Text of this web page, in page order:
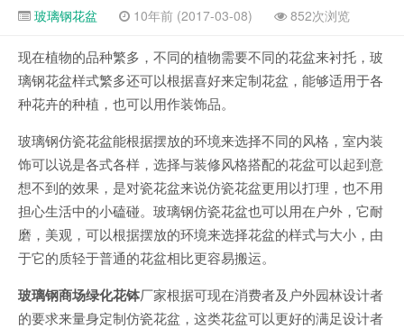
玻璃钢花盆 10年前 (2017-03-08) 852次浏览
现在植物的品种繁多，不同的植物需要不同的花盆来衬托，玻
璃钢花盆样式繁多还可以根据喜好来定制花盆，能够适用于各
种花卉的种植，也可以用作装饰品。
玻璃钢仿瓷花盆能根据摆放的环境来选择不同的风格，室内装
饰可以说是各式各样，选择与装修风格搭配的花盆可以起到意
想不到的效果，是对瓷花盆来说仿瓷花盆更用以打理，也不用
担心生活中的小磕碰。玻璃钢仿瓷花盆也可以用在户外，它耐
磨，美观，可以根据摆放的环境来选择花盆的样式与大小，由
于它的质轻于普通的花盆相比更容易搬运。
玻璃钢商场绿化花钵厂家根据可现在消费者及户外园林设计者
的要求来量身定制仿瓷花盆，这类花盆可以更好的满足设计者